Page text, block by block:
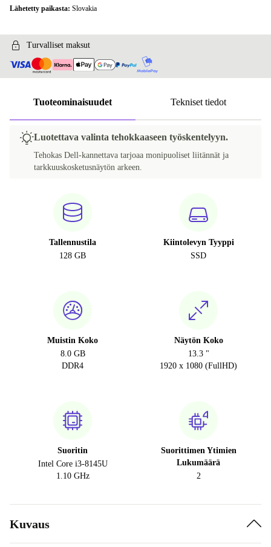
Lähetetty paikasta: Slovakia
Turvalliset maksut
Tuoteominaisuudet Tekniset tiedot
Luotettava valinta tehokkaaseen työskentelyyn.
Tehokas Dell-kannettava tarjoaa monipuoliset liitännät ja
tarkkuuskosketusnäytön arkeen.
Tallennustila
128 GB
Kiintolevyn Tyyppi
SSD
Muistin Koko
8.0 GB
DDR4
Näytön Koko
13.3 "
1920 x 1080 (FullHD)
Suoritin
Intel Core i3-8145U
1.10 GHz
Suorittimen Ytimien
Lukumäärä
2
Kuvaus